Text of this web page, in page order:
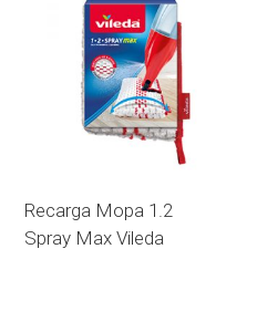
Recarga Mopa 1.2
Spray Max Vileda